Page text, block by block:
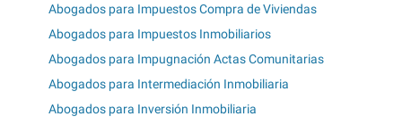
Abogados para Impuestos Compra de Viviendas
Abogados para Impuestos Inmobiliarios
Abogados para Impugnación Actas Comunitarias
Abogados para Intermediación Inmobiliaria
Abogados para Inversión Inmobiliaria